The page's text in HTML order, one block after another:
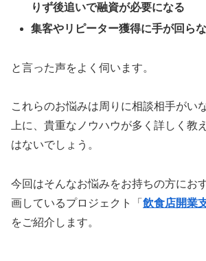
りず後追いで融資が必要になる
集客やリピーター獲得に手が回ら
と言った声をよく伺います。
これらのお悩みは周りに相談相手がい
上に、貴重なノウハウが多く詳しく教
はないでしょう。
今回はそんなお悩みをお持ちの方にお
画しているプロジェクト「 飲食店開業
をご紹介します。